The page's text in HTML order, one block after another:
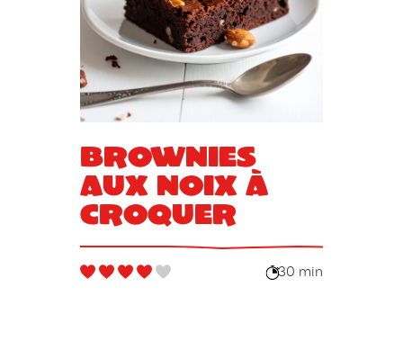
Brownies
aux noix à
croquer
30 min